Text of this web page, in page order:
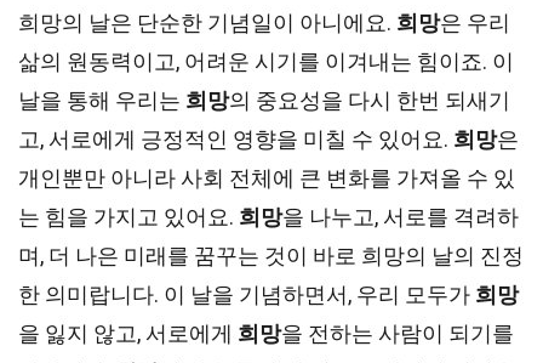
희망의 날은 단순한 기념일이 아니에요. 희망은 우리
삶의 원동력이고, 어려운 시기를 이겨내는 힘이죠. 이
날을 통해 우리는 희망의 중요성을 다시 한번 되새기
고, 서로에게 긍정적인 영향을 미칠 수 있어요. 희망은
개인뿐만 아니라 사회 전체에 큰 변화를 가져올 수 있
는 힘을 가지고 있어요. 희망을 나누고, 서로를 격려하
며, 더 나은 미래를 꿈꾸는 것이 바로 희망의 날의 진정
한 의미랍니다. 이 날을 기념하면서, 우리 모두가 희망
을 잃지 않고, 서로에게 희망을 전하는 사람이 되기를